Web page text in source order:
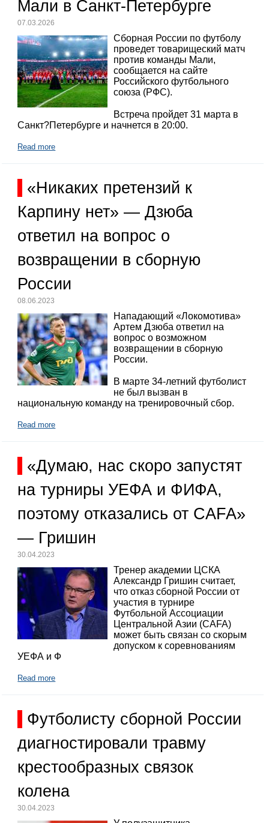
Мали в Санкт-Петербурге
07.03.2026
Сборная России по футболу
проведет товарищеский матч
против команды Мали,
сообщается на сайте
Российского футбольного
союза (РФС).
Встреча пройдет 31 марта в
Санкт?Петербурге и начнется в 20:00.
Read more
«Никаких претензий к
Карпину нет» — Дзюба
ответил на вопрос о
возвращении в сборную
России
08.06.2023
Нападающий «Локомотива»
Артем Дзюба ответил на
вопрос о возможном
возвращении в сборную
России.
В марте 34-летний футболист
не был вызван в
национальную команду на тренировочный сбор.
Read more
«Думаю, нас скоро запустят
на турниры УЕФА и ФИФА,
поэтому отказались от CAFA»
— Гришин
30.04.2023
Тренер академии ЦСКА
Александр Гришин считает,
что отказ сборной России от
участия в турнире
Футбольной Ассоциации
Центральной Азии (CAFA)
может быть связан со скорым
допуском к соревнованиям
УЕФА и Ф
Read more
Футболисту сборной России
диагностировали травму
крестообразных связок
колена
30.04.2023